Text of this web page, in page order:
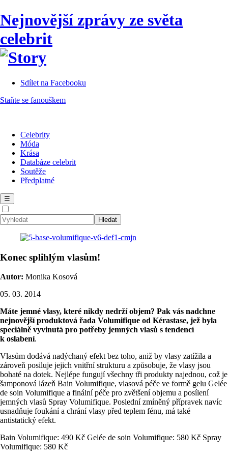
Nejnovější zprávy ze světa
celebrit
Sdílet na Facebooku
Staňte se fanouškem
Celebrity
Móda
Krása
Databáze celebrit
Soutěže
Předplatné
☰
Konec splihlým vlasům!
Autor: Monika Kosová
05. 03. 2014
Máte jemné vlasy, které nikdy nedrží objem? Pak vás nadchne
nejnovější produktová řada Volumifique od Kérastase, jež byla
speciálně vyvinutá pro potřeby jemných vlasů s tendencí
k oslabení.
Vlasům dodává nadýchaný efekt bez toho, aniž by vlasy zatížila a
zároveň posiluje jejich vnitřní strukturu a způsobuje, že vlasy jsou
bohaté na dotek. Nejlépe fungují všechny tři produkty najednou, což je
šamponová lázeň Bain Volumifique, vlasová péče ve formě gelu Gelée
de soin Volumifique a finální péče pro zvětšení objemu a posílení
jemných vlasů Spray Volumifique. Poslední zmíněný přípravek navíc
usnadňuje foukání a chrání vlasy před teplem fénu, má také
antistatický efekt.
Bain Volumifique: 490 Kč Gelée de soin Volumifique: 580 Kč Spray
Volumifique: 580 Kč